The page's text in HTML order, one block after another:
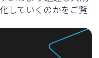
していくのかをご覧